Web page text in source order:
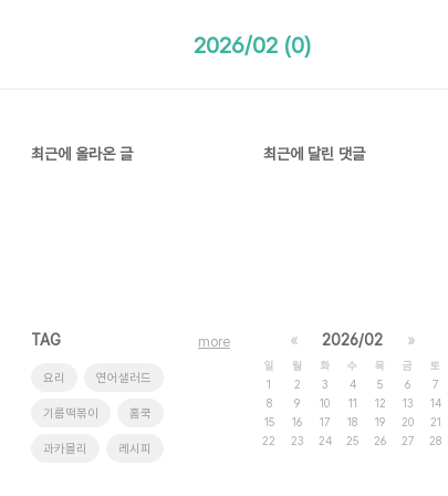
2026/02 (0)
최근에 올라온 글 최근에 달린 댓글
TAG
요리 연어샐러드
기름떡볶이 홈쿡
과카몰리 레시피
more « 2026/02 »
일 월 화 수 목 금
토
1
2 3 4 5 6
7
8
9 10 11 12 13
14
15
16 17 18 19 20
21
22
23 24 25 26 27 28